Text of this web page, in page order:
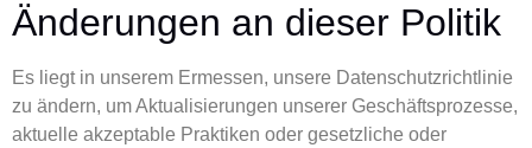
Änderungen an dieser Politik
Es liegt in unserem Ermessen, unsere Datenschutzrichtlinie
zu ändern, um Aktualisierungen unserer Geschäftsprozesse,
aktuelle akzeptable Praktiken oder gesetzliche oder